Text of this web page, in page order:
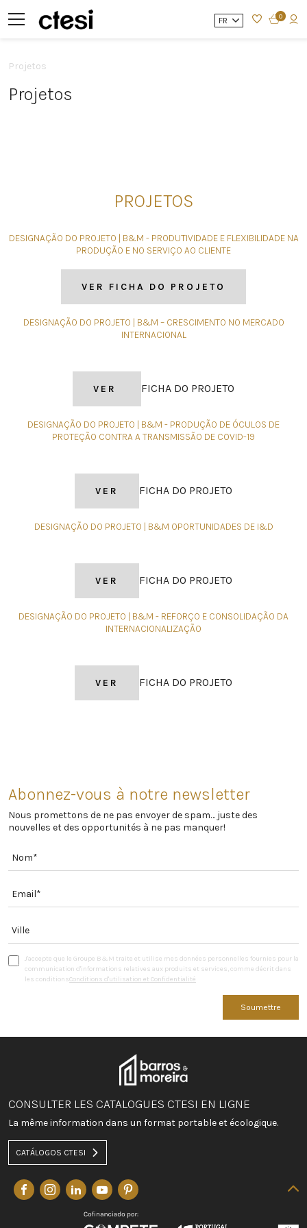
FR 0
Projetos
Projetos
PROJETOS
DESIGNAÇÃO DO PROJETO | B&M - PRODUTIVIDADE E FLEXIBILIDADE NA
PRODUÇÃO E NO SERVIÇO AO CLIENTE
VER FICHA DO PROJETO
DESIGNAÇÃO DO PROJETO | B&M – CRESCIMENTO NO MERCADO
INTERNACIONAL
VER FICHA DO PROJETO
DESIGNAÇÃO DO PROJETO | B&M - PRODUÇÃO DE ÓCULOS DE
PROTEÇÃO CONTRA A TRANSMISSÃO DE COVID-19
VER FICHA DO PROJETO
DESIGNAÇÃO DO PROJETO | B&M OPORTUNIDADES DE I&D
VER FICHA DO PROJETO
DESIGNAÇÃO DO PROJETO | B&M - REFORÇO E CONSOLIDAÇÃO DA
INTERNACIONALIZAÇÃO
VER FICHA DO PROJETO
Abonnez-vous à notre newsletter
Nous promettons de ne pas envoyer de spam… juste des
nouvelles et des opportunités à ne pas manquer!
J'accepte que le Groupe B&M traite et utilise mes données personnelles fournies pour la
communication d'informations relatives aux produits et services, comme décrit dans
les conditionsConditions d'utilisation et Confidentialité
Soumettre
CONSULTER LES CATALOGUES CTESI EN LIGNE
La même information dans un format portable et écologique.
CATÁLOGOS CTESI